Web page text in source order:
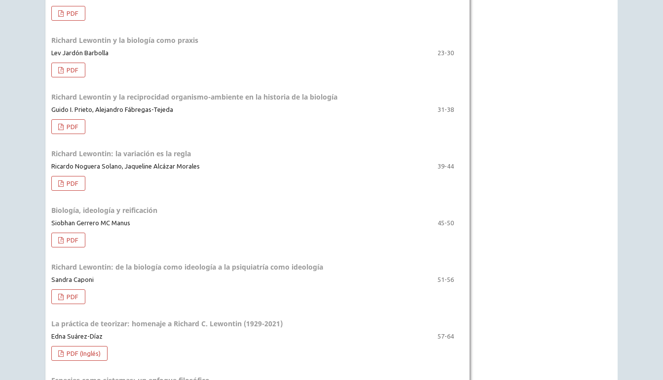
PDF
Richard Lewontin y la biología como praxis
Lev Jardón Barbolla 23-30
PDF
Richard Lewontin y la reciprocidad organismo-ambiente en la historia de la biología
Guido I. Prieto, Alejandro Fábregas-Tejeda 31-38
PDF
Richard Lewontin: la variación es la regla
Ricardo Noguera Solano, Jaqueline Alcázar Morales 39-44
PDF
Biología, ideología y reificación
Siobhan Gerrero MC Manus 45-50
PDF
Richard Lewontin: de la biología como ideología a la psiquiatría como ideología
Sandra Caponi 51-56
PDF
La práctica de teorizar: homenaje a Richard C. Lewontin (1929-2021)
Edna Suárez-Díaz 57-64
PDF (Inglés)